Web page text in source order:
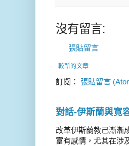
沒有留言:
張貼留言
較新的文章
訂閱： 張貼留言
對話-伊斯蘭與寛
改革伊斯蘭教己漸漸
富有感情，尤其在涉